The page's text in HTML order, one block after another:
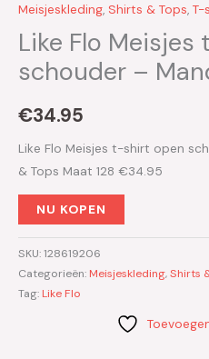
Meisjeskleding, Shirts & Tops, T-
Like Flo
schouder –
€34.95
Like Flo Meisjes t-shirt open
& Tops Maat 128 €34.95
NU KOPEN
SKU:128619206
Categorieën: Meisjeskleding,Shirts
Tag: Like Flo